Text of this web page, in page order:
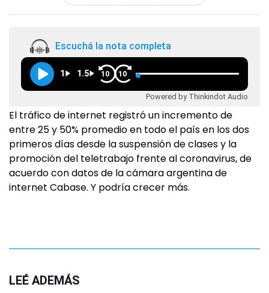
Escuchá la nota completa
1 1.5 10 10
Powered by Thinkindot Audio
El tráfico de internet registró un incremento de
entre 25 y 50% promedio en todo el país en los dos
primeros días desde la suspensión de clases y la
promoción del teletrabajo frente al coronavirus, de
acuerdo con datos de la cámara argentina de
internet Cabase. Y podría crecer más.
LEÉ ADEMÁS